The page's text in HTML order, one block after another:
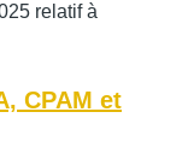
relatif à
CPAM et